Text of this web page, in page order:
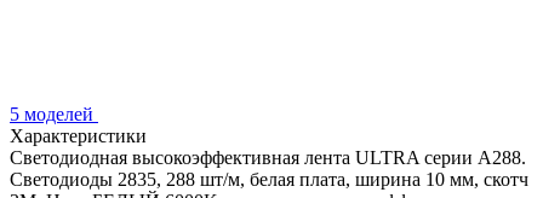
5 моделей
Характеристики
Светодиодная высокоэффективная лента ULTRA серии A288.
Светодиоды 2835, 288 шт/м, белая плата, ширина 10 мм, скотч